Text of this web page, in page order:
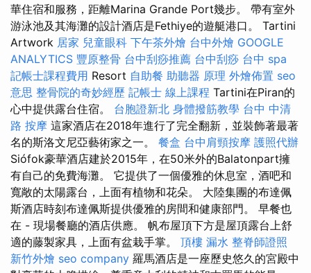
華住宿和服務，距離Marina Grande Port幾步。 帶有室外
游泳池及其海灘的設計酒店是Fethiye的遊艇港口。 Tartini
Artwork 居家 兒童眼科 下午茶外燴 台中外燴 GOOGLE
ANALYTICS 豐原整骨 台中刮痧推薦 台中刮痧 台中 spa
記帳士課程費用 Resort 自助餐 助聽器 原理 外燴佈置 seo
意思 整骨院的奇妙經歷 記帳士 線上課程 Tartini在Piran的
心中提供露台住宿。 台胞證新北 身體撥筋教學 台中 中清
路 按摩 這家酒店在2018年進行了完全翻新，並裝飾著最著
名的斯洛文尼亞藝術家之一。 餐盒 台中肩頸按摩 護照代辦
Siófok豪華酒店建於2015年，在50米外的Balatonpart擁
有自己的免費海灘。 它提供了一個優雅的休息室，酒吧和
寬敞的太陽露台，上面有植物和花朵。 大陸集團的布達佩
斯酒店時刻布達佩斯提供優雅的房間和健康部門。 早餐也
在 - 現場餐廳的酒店供應。 帆布屋頂下方是屋頂露台上舒
適的藤製家具，上面有盆栽手掌。 頂樓 漏水 整脊師證照
新竹外燴 seo company 羅馬酒店是一座歷史悠久的宮殿中